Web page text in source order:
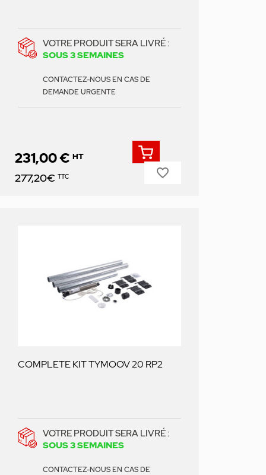
VOTRE PRODUIT SERA LIVRÉ :
SOUS 3 SEMAINES
CONTACTEZ-NOUS EN CAS DE
DEMANDE URGENTE
Prix
231,00 € HT
277,20€ TTC favorite_border
COMPLETE KIT TYMOOV 20 RP2
VOTRE PRODUIT SERA LIVRÉ :
SOUS 3 SEMAINES
CONTACTEZ-NOUS EN CAS DE